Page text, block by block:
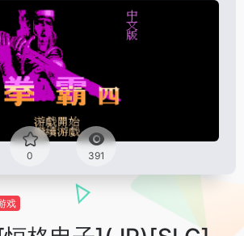
0 391
戏